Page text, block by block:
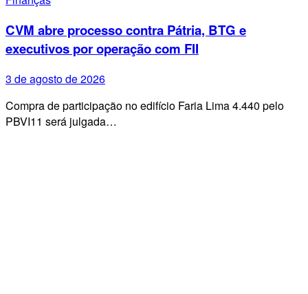
CVM abre processo contra Pátria, BTG e
executivos por operação com FII
3 de agosto de 2026
Compra de participação no edifício Faria Lima 4.440 pelo
PBVI11 será julgada…